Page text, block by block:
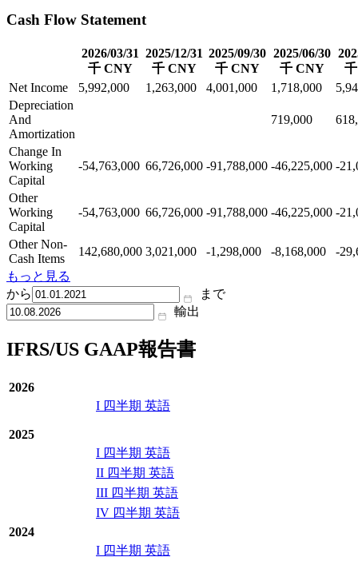
Cash Flow Statement
2026/03/31
千 CNY
2025/12/31
千 CNY
2025/09/30
千 CNY
2025/06/30
千 CNY
Net Income
5,992,000 1,263,000 4,001,000 1,718,000
Depreciation
And
Amortization
719,000
Change In
Working
Capital
-54,763,000 66,726,000 -91,788,000 -46,225,000 -
Other
Working
Capital
-54,763,000 66,726,000 -91,788,000 -46,225,000 -
Other Non-
Cash Items
142,680,000 3,021,000 -1,298,000 -8,168,000
-
もっと見る
から
まで
輸出
IFRS/US GAAP報告書
2026
I 四半期 英語
2025
I 四半期 英語
II 四半期 英語
III 四半期 英語
IV 四半期 英語
2024
I 四半期 英語